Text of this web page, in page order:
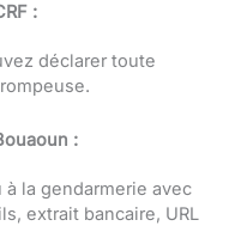
:
déclarer toute
:
la gendarmerie avec
extrait bancaire, URL